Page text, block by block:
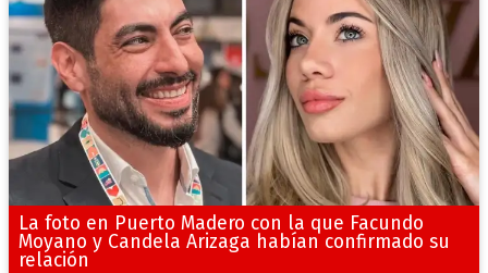
La foto en Puerto Madero con la que Facundo
Moyano y Candela Arizaga habían confirmado su
relación